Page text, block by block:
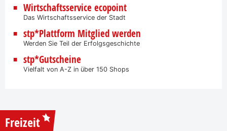
Wirtschaftsservice ecopoint
Das Wirtschaftsservice der Stadt
stp*Plattform Mitglied werden
Werden Sie Teil der Erfolgsgeschichte
stp*Gutscheine
Vielfalt von A-Z in über 150 Shops
Freizeit